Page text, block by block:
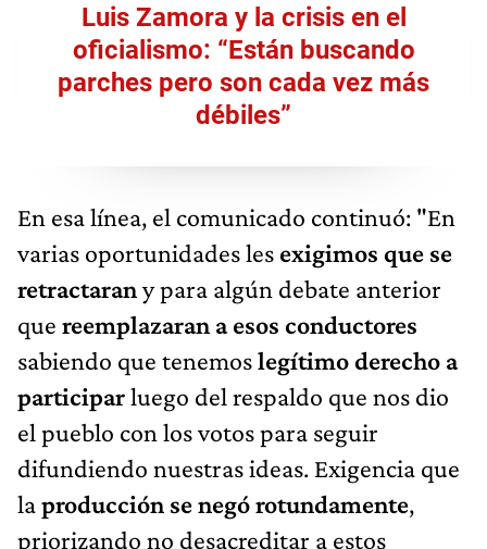
Luis Zamora y la crisis en el
oficialismo: “Están buscando
parches pero son cada vez más
débiles”
En esa línea, el comunicado continuó: "En
varias oportunidades les exigimos que se
retractarany para algún debate anterior
que reemplazaran a esos conductores
sabiendo que tenemoslegítimo derecho a
participarluego del respaldo que nos dio
el pueblo con los votos para seguir
difundiendo nuestras ideas. Exigencia que
laproducción se negó rotundamente,
priorizando no desacreditar a estos